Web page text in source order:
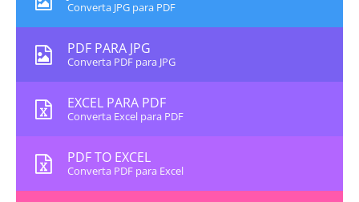
Converta JPG para PDF
PDF PARA JPG
Converta PDF para JPG
EXCEL PARA PDF
Converta Excel para PDF
PDF TO EXCEL
Converta PDF para Excel